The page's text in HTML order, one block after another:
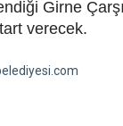
Girne
verecek.